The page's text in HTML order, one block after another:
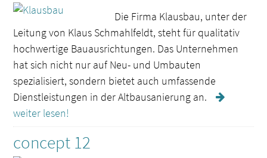
Die Firma Klausbau, unter der
Leitung von Klaus Schmahlfeldt, steht für qualitativ
hochwertige Bauausrichtungen. Das Unternehmen
hat sich nicht nur auf Neu- und Umbauten
spezialisiert, sondern bietet auch umfassende
Dienstleistungen in der Altbausanierung an.
weiter lesen!
concept 12